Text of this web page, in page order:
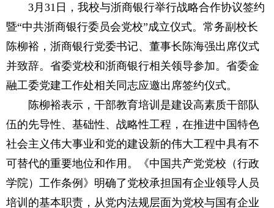
3月31日，我校与浙商银行举行战略合作协议签约
暨“中共浙商银行委员会党校”成立仪式。常务副校长
陈柳裕，浙商银行党委书记、董事长陈海强出席仪式
并致辞。省委党校和浙商银行相关领导参加。省委金
融工委党建工作处相关同志应邀出席签约仪式。
陈柳裕表示，干部教育培训是建设高素质干部队
伍的先导性、基础性、战略性工程，在推进中国特色
社会主义伟大事业和党的建设新的伟大工程中具有不
可替代的重要地位和作用。《中国共产党党校（行政
学院）工作条例》明确了党校承担国有企业领导人员
培训的基本职责，从党内法规层面为党校与国有企业